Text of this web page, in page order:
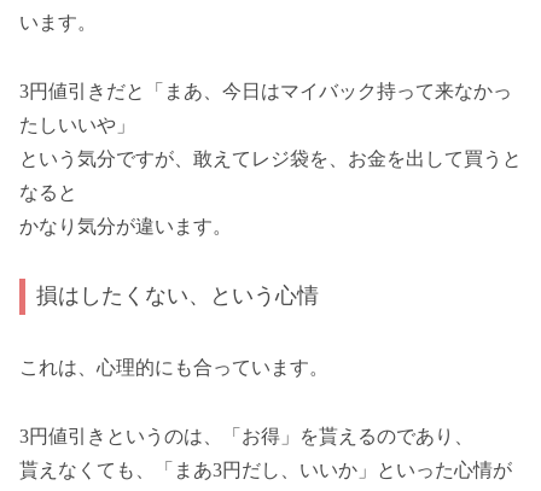
います。
3円値引きだと「まあ、今日はマイバック持って来なかっ
たしいいや」
という気分ですが、敢えてレジ袋を、お金を出して買うと
なると
かなり気分が違います。
損はしたくない、という心情
これは、心理的にも合っています。
3円値引きというのは、「お得」を貰えるのであり、
貰えなくても、「まあ3円だし、いいか」といった心情が